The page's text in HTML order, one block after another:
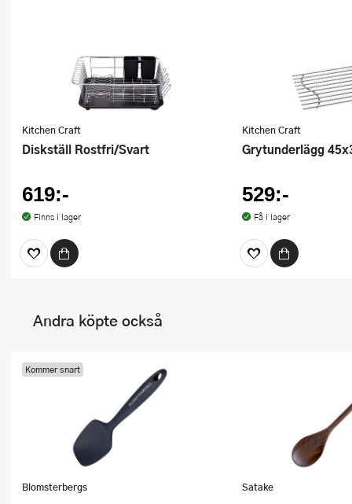
Kitchen Craft
Diskställ Rostfri/Svart
619:-
Finns i lager
Kitchen Craft
Grytunderlägg
529:-
Få i lager
Andra köpte också
Blomsterbergs
Kommer snart
Satake